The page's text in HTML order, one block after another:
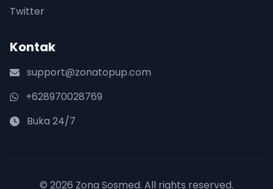
Twitter
Kontak
support@zonatopup.com
+628970028769
Buka 24/7
© 2026 Zona Sosmed. All rights reserved.